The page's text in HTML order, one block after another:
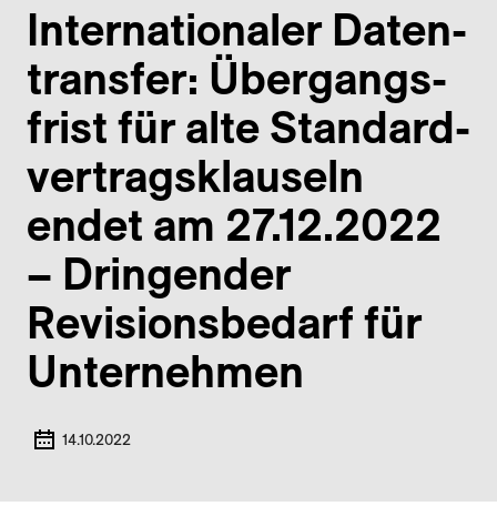
Internationaler Daten­
transfer: Übergangs­
frist für alte Standard­
vertrags­klauseln
endet am 27.12.2022
– Dringender
Revisions­bedarf für
Unternehmen
14.10.2022